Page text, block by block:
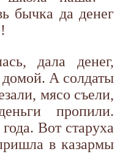
бычка да денег
дала денег,
А солдаты
мясо съели,
пропили.
Вот старуха
в казармы